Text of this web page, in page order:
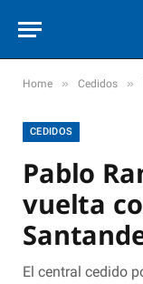
Home » Cedidos »
CEDIDOS
Pablo
vuelta
El central cedido